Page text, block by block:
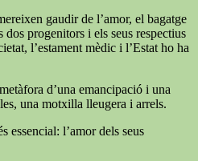
gaudir de l’amor, el bagatge
dos progenitors i els seus respectius
l’estament mèdic i l’Estat ho ha
d’una emancipació i una
una motxilla lleugera i arrels.
essencial: l’amor dels seus